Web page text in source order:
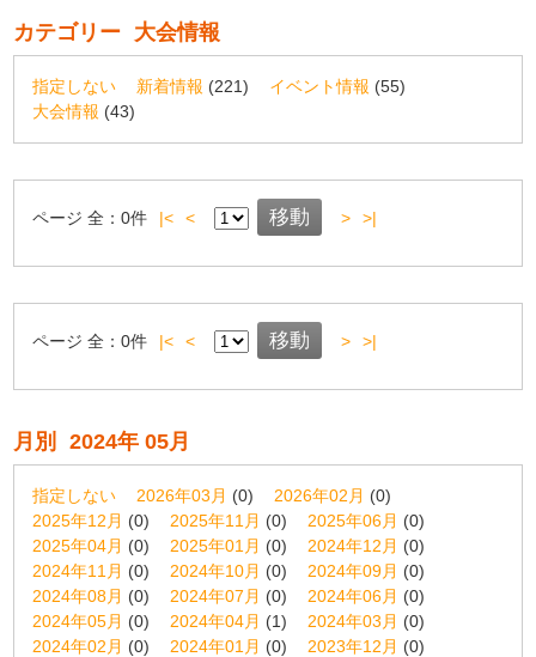
カテゴリー 大会情報
指定しない 新着情報 (221) イベント情報 (55)
大会情報 (43)
ページ 全：0件 |< < > >|
ページ 全：0件 |< < > >|
月別 2024年 05月
指定しない 2026年03月 (0) 2026年02月 (0)
2025年12月 (0) 2025年11月 (0) 2025年06月 (0)
2025年04月 (0) 2025年01月 (0) 2024年12月 (0)
2024年11月 (0) 2024年10月 (0) 2024年09月 (0)
2024年08月 (0) 2024年07月 (0) 2024年06月 (0)
2024年05月 (0) 2024年04月 (1) 2024年03月 (0)
2024年02月 (0) 2024年01月 (0) 2023年12月 (0)